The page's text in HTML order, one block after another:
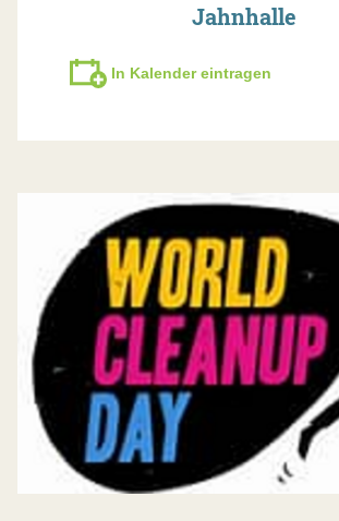
Jahnhalle
In Kalender eintragen